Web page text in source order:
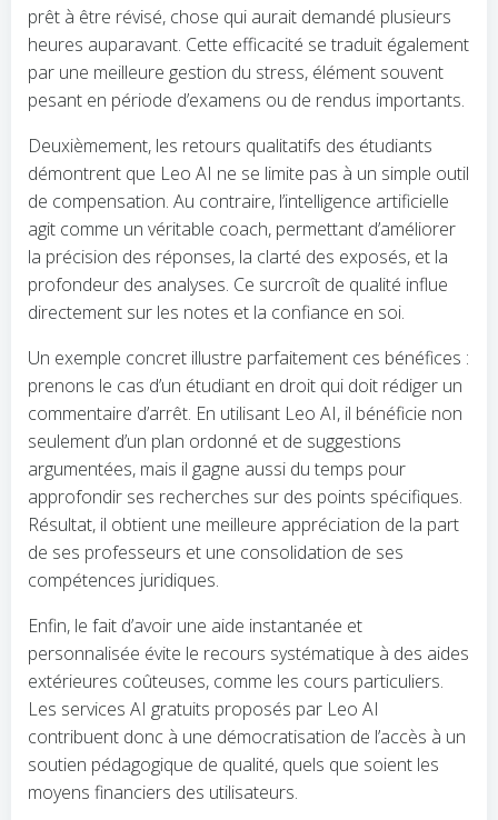
prêt à être révisé, chose qui aurait demandé plusieurs
heures auparavant. Cette efficacité se traduit également
par une meilleure gestion du stress, élément souvent
pesant en période d’examens ou de rendus importants.
Deuxièmement, les retours qualitatifs des étudiants
démontrent que Leo AI ne se limite pas à un simple outil
de compensation. Au contraire, l’intelligence artificielle
agit comme un véritable coach, permettant d’améliorer
la précision des réponses, la clarté des exposés, et la
profondeur des analyses. Ce surcroît de qualité influe
directement sur les notes et la confiance en soi.
Un exemple concret illustre parfaitement ces bénéfices :
prenons le cas d’un étudiant en droit qui doit rédiger un
commentaire d’arrêt. En utilisant Leo AI, il bénéficie non
seulement d’un plan ordonné et de suggestions
argumentées, mais il gagne aussi du temps pour
approfondir ses recherches sur des points spécifiques.
Résultat, il obtient une meilleure appréciation de la part
de ses professeurs et une consolidation de ses
compétences juridiques.
Enfin, le fait d’avoir une aide instantanée et
personnalisée évite le recours systématique à des aides
extérieures coûteuses, comme les cours particuliers.
Les services AI gratuits proposés par Leo AI
contribuent donc à une démocratisation de l’accès à un
soutien pédagogique de qualité, quels que soient les
moyens financiers des utilisateurs.